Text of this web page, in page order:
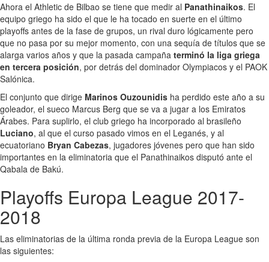
Ahora el Athletic de Bilbao se tiene que medir al Panathinaikos. El
equipo griego ha sido el que le ha tocado en suerte en el último
playoffs antes de la fase de grupos, un rival duro lógicamente pero
que no pasa por su mejor momento, con una sequía de títulos que se
alarga varios años y que la pasada campaña terminó la liga griega
en tercera posición, por detrás del dominador Olympiacos y el PAOK
Salónica.
El conjunto que dirige Marinos Ouzounidis ha perdido este año a su
goleador, el sueco Marcus Berg que se va a jugar a los Emiratos
Árabes. Para suplirlo, el club griego ha incorporado al brasileño
Luciano, al que el curso pasado vimos en el Leganés, y al
ecuatoriano Bryan Cabezas, jugadores jóvenes pero que han sido
importantes en la eliminatoria que el Panathinaikos disputó ante el
Qabala de Bakú.
Playoffs Europa League 2017-
2018
Las eliminatorias de la última ronda previa de la Europa League son
las siguientes: